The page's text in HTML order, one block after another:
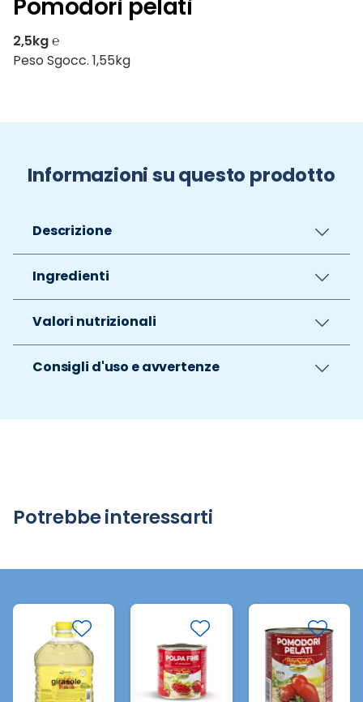
Pomodori pelati
2,5kg ℮
Peso Sgocc. 1,55kg
Informazioni su questo prodotto
Descrizione
Ingredienti
Valori nutrizionali
Consigli d'uso e avvertenze
Potrebbe interessarti